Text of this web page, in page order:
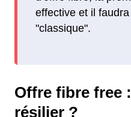
effective et il
"classique".
Offre fibre free
résilier ?